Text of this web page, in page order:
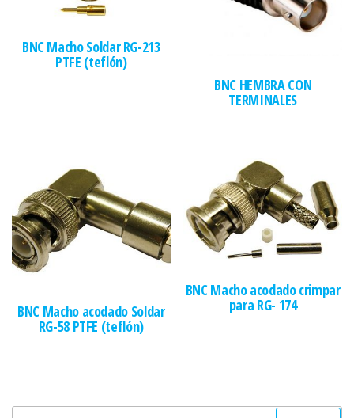
BNC Macho Soldar RG-213
PTFE (teflón)
BNC HEMBRA CON
TERMINALES
BNC Macho acodado Soldar
RG-58 PTFE (teflón)
BNC Macho acodado crimpar
para RG- 174